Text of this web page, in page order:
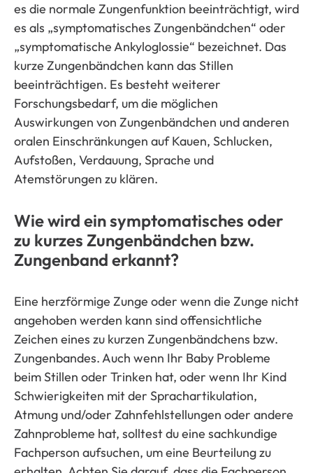
es die normale Zungenfunktion beeinträchtigt, wird
es als „symptomatisches Zungenbändchen“ oder
„symptomatische Ankyloglossie“ bezeichnet. Das
kurze Zungenbändchen kann das Stillen
beeinträchtigen. Es besteht weiterer
Forschungsbedarf, um die möglichen
Auswirkungen von Zungenbändchen und anderen
oralen Einschränkungen auf Kauen, Schlucken,
Aufstoßen, Verdauung, Sprache und
Atemstörungen zu klären.
Wie wird ein symptomatisches oder
zu kurzes Zungenbändchen bzw.
Zungenband erkannt?
Eine herzförmige Zunge oder wenn die Zunge nicht
angehoben werden kann sind offensichtliche
Zeichen eines zu kurzen Zungenbändchens bzw.
Zungenbandes. Auch wenn Ihr Baby Probleme
beim Stillen oder Trinken hat, oder wenn Ihr Kind
Schwierigkeiten mit der Sprachartikulation,
Atmung und/oder Zahnfehlstellungen oder andere
Zahnprobleme hat, solltest du eine sachkundige
Fachperson aufsuchen, um eine Beurteilung zu